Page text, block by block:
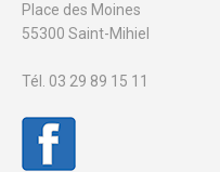
Place des Moines
55300 Saint-Mihiel
Tél. 03 29 89 15 11